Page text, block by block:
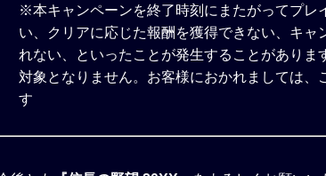
※本キャンペーンを終了時刻にまたがってプレ
い、クリアに応じた報酬を獲得できない、キャ
れない、といったことが発生することがあり
対象となりません。お客様におかれましては、
す